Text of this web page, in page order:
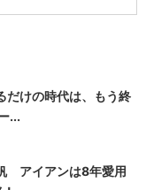
だけの時代は、もう終
...
アイアンは8年愛用